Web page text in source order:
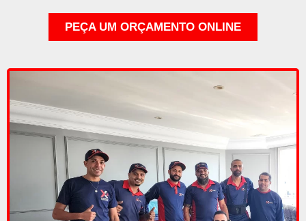
PEÇA UM ORÇAMENTO ONLINE